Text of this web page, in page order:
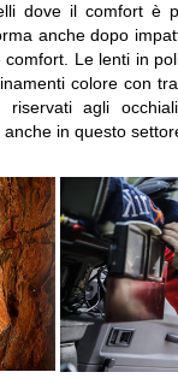
dove il comfort è
anche dopo
Le lenti in
colore con
riservati agli
in questo